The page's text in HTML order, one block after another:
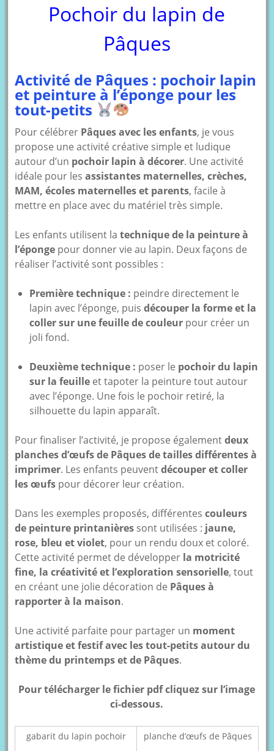
Pochoir du lapin de
Pâques
Activité de Pâques : pochoir lapin
et peinture à l’éponge pour les
tout-petits
Pour célébrer Pâques avec les enfants, je vous
propose une activité créative simple et ludique
autour d’un pochoir lapin à décorer. Une activité
idéale pour lesassistantes maternelles, crèches,
MAM, écoles maternelles et parents, facile à
mettre en place avec du matériel très simple.
Les enfants utilisent latechnique de la peinture à
l’éponge pour donner vie au lapin. Deux façons de
réaliser l’activité sont possibles :
Première technique : peindre directement le
lapin avec l’éponge, puisdécouper la forme et la
coller sur une feuille de couleur pour créer un
joli fond.
Deuxième technique : poser le pochoir du lapin
sur la feuille et tapoter la peinture tout autour
avec l’éponge. Une fois le pochoir retiré, la
silhouette du lapin apparaît.
Pour finaliser l’activité, je propose égalementdeux
planches d’œufs de Pâques de tailles différentes à
imprimer. Les enfants peuventdécouper et coller
les œufs pour décorer leur création.
Dans les exemples proposés, différentescouleurs
de peinture printanières sont utilisées : jaune,
rose, bleu et violet, pour un rendu doux et coloré.
Cette activité permet de développer la motricité
fine, la créativité et l’exploration sensorielle, tout
en créant une jolie décoration de Pâques à
rapporter à la maison.
Une activité parfaite pour partager un moment
artistique et festif avec les tout-petits autour du
thème du printemps et de Pâques.
Pour télécharger le fichier pdf cliquez sur l’image
ci-dessous.
gabarit du lapin pochoir planche d’œufs de Pâques